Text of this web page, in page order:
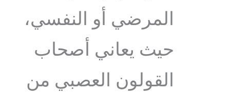
المرضي أو النفسي،
حيث يعاني أصحاب
القولون العصبي من